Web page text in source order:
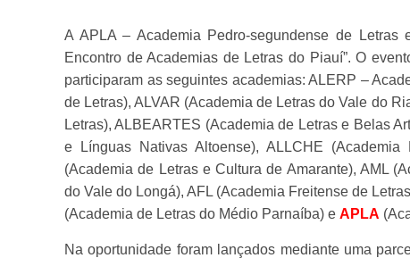
A APLA – Academia Pedro-segundense de Letras
Encontro de Academias de Letras do Piauí”. O
participaram as seguintes academias: ALERP –
de Letras), ALVAR (Academia de Letras do Vale do
Letras), ALBEARTES (Academia de Letras e Belas
e Línguas Nativas Altoense), ALLCHE
(Academia de Letras e Cultura de Amarante), AML
do Vale do Longá), AFL (Academia Freitense de
(Academia de Letras do Médio Parnaíba) e APLA
Na oportunidade foram lançados mediante uma